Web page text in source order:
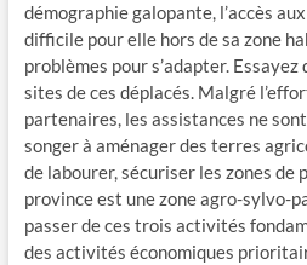
démographie galopante, l’accès
difficile pour elle hors de sa zone
problèmes pour s’adapter.
sites de ces déplacés. Malgré
partenaires, les assistances ne
songer à aménager des terres
de labourer, sécuriser les zones de
province est une zone agro-sylvo-
passer de ces trois activités
des activités économiques